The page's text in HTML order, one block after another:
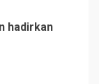
hadirkan